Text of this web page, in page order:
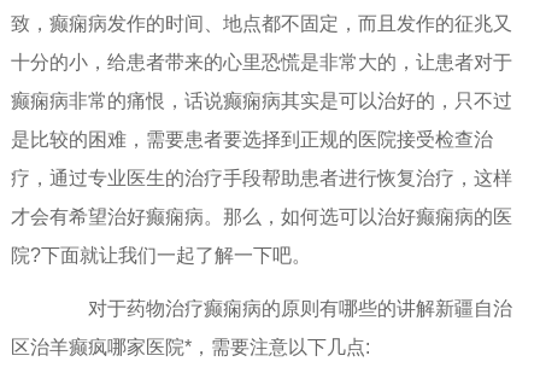
致，癫痫病发作的时间、地点都不固定，而且发作的征兆又
十分的小，给患者带来的心里恐慌是非常大的，让患者对于
癫痫病非常的痛恨，话说癫痫病其实是可以治好的，只不过
是比较的困难，需要患者要选择到正规的医院接受检查治
疗，通过专业医生的治疗手段帮助患者进行恢复治疗，这样
才会有希望治好癫痫病。那么，如何选可以治好癫痫病的医
院?下面就让我们一起了解一下吧。
对于药物治疗癫痫病的原则有哪些的讲解新疆自治
区治羊癫疯哪家医院*，需要注意以下几点: